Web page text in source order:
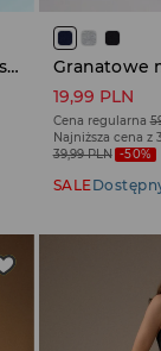
Granatowe mikroszorty jeansowe z aplikacją na tyle
19,99 PLN
Cena regularna
Najniższa cena z
39,99 PLN -50%
SALE